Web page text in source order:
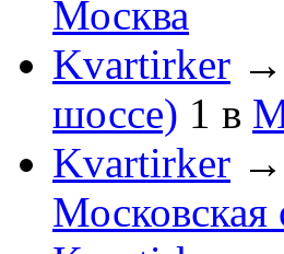
Москва
Kvartirker →
шоссе) 1 в
Kvartirker →
Московская